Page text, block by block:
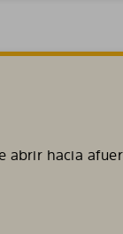
abrir hacia